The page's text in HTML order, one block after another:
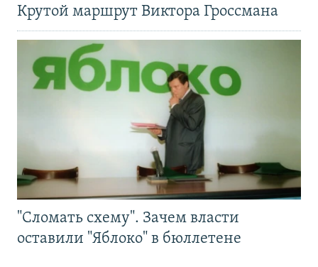
Крутой маршрут Виктора Гроссмана
"Сломать схему". Зачем власти
оставили "Яблоко" в бюллетене